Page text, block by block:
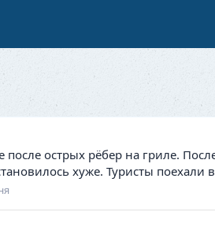
острых рёбер на гриле.
хуже. Туристы поехали